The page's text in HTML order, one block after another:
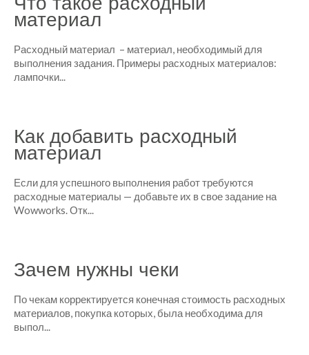
материал
Расходный материал – материал, необходимый для
выполнения задания. Примеры расходных материалов:
лампочки...
Как добавить расходный
материал
Если для успешного выполнения работ требуются
расходные материалы — добавьте их в свое задание на
Wowworks. Отк...
Зачем нужны чеки
По чекам корректируется конечная стоимость расходных
материалов, покупка которых, была необходима для
выпол...